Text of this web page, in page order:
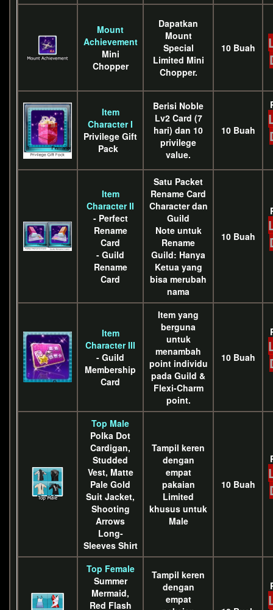
Mount
Achievement
Mini
Chopper
Dapatkan
Mount
Special
Limited Mini
Chopper.
10 Buah
Item
Character I
Privilege Gift
Pack
Berisi Noble
Lv2 Card (7
hari) dan 10
privilege
value.
10 Buah
Item
Character II
- Perfect
Rename
Card
- Guild
Rename
Card
Satu Packet
Rename Card
Character dan
Guild
Note untuk
Rename
Guild: Hanya
Ketua yang
bisa merubah
nama
10 Buah
Item
Character III
- Guild
Membership
Card
Item yang
berguna
untuk
menambah
point individu
pada Guild &
Flexi-Charm
point.
10 Buah
Top Male
Polka Dot
Cardigan,
Studded
Vest, Matte
Pale Gold
Suit Jacket,
Shooting
Arrows
Long-
Sleeves Shirt
Tampil keren
dengan
empat
pakaian
Limited
khusus untuk
Male
10 Buah
Top Female
Summer
Mermaid,
Red Flash
Tampil keren
dengan
empat